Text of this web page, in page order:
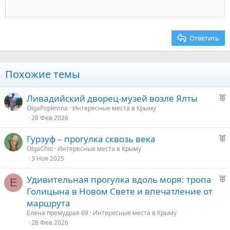
головокружение от переизбытка кислорода в крови. Ребенок
подкашливал после мороженого, но после похода по парку
что русские традиции продолжают жить в архитектуре,
ландшафтном дизайне и скульптуре великих русских мастеров
22
Tahoma
Times New Roman
Ответить
Похожие темы
Р
о
Ливадийский дворец-музей возле Ялты
OlgaPoplevina
Интересные места в Крыму
28 Фев 2026
Р
о
Гурзуф – прогулка сквозь века
OlgaChio Интересные места в Крыму
3 Ноя 2025
Е
Р
Удивительная прогулка вдоль моря: тропа
Голицына в Новом Свете и впечатление от
маршрута
Елена премудрая 69
Интересные места в Крыму
28 Фев 2026